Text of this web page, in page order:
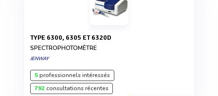
TYPE 6300, 6305 ET 6320D
SPECTROPHOTOMÈTRE
JENWAY
5professionnels intéressés
792consultations récentes